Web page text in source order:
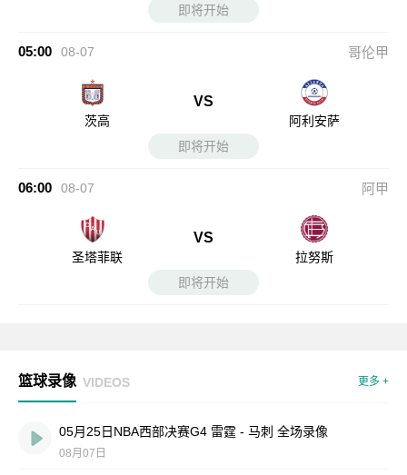
即将开始
05:00 08-07 哥伦甲
茨高
VS
阿利安萨
即将开始
06:00 08-07 阿甲
圣塔菲联
VS
拉努斯
即将开始
篮球录像 VIDEOS 更多 +
05月25日NBA西部决赛G4 雷霆 - 马刺 全场录像
08月07日